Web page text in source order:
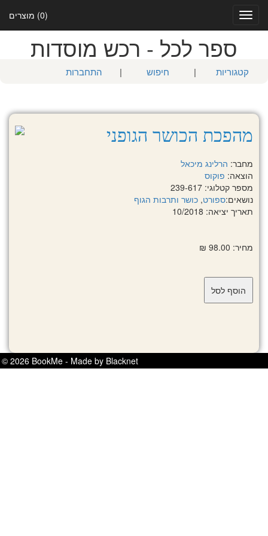
(0) מוצרים
Toggle
navigation
ספר לכל - רכש מוסדות
קטגוריות | חיפוש | התחברות
מהפכת הכושר הגופני
מחבר: הרלינג מיכאל
הוצאה: פוקוס
מספר קטלוגי: 239-617
נושאים:ספורט, כושר ותרבות הגוף
תאריך יציאה: 10/2018
מחיר: 98.00 ₪
© 2026 BookMe - Made by Blacknet